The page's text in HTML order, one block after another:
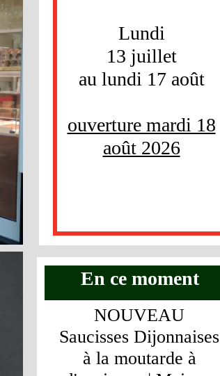
Lundi
13 juillet
au lundi 17 août
ouverture mardi 18
août 2026
NOUVEAU
Saucisses Dijonnaises
à la moutarde à
En ce moment